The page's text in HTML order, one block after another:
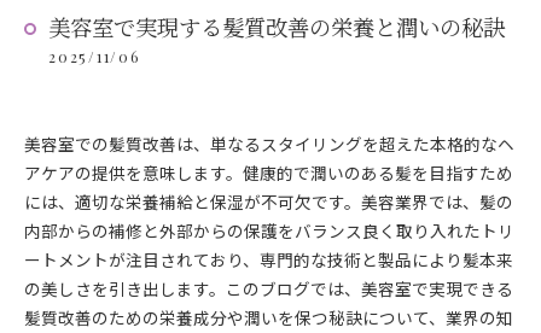
美容室で実現する髪質改善の栄養と潤いの秘訣
2025/11/06
美容室での髪質改善は、単なるスタイリングを超えた本格的なヘ
アケアの提供を意味します。健康的で潤いのある髪を目指すため
には、適切な栄養補給と保湿が不可欠です。美容業界では、髪の
内部からの補修と外部からの保護をバランス良く取り入れたトリ
ートメントが注目されており、専門的な技術と製品により髪本来
の美しさを引き出します。このブログでは、美容室で実現できる
髪質改善のための栄養成分や潤いを保つ秘訣について、業界の知